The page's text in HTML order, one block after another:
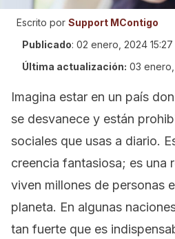
Escrito por Support MContigo
Publicado: 02 enero, 2024 15:27
Última actualización: 03 enero,
Imagina estar en un país
se desvanece y están
sociales que usas a diario.
creencia fantasiosa; es una
viven millones de personas
planeta. En algunas
tan fuerte que es